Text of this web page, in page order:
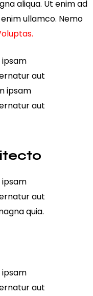
aliqua. Ut enim ad
ullamco. Nemo
ipsam
aut
ipsam
aut
ipsam
aut
quia.
ipsam
aut